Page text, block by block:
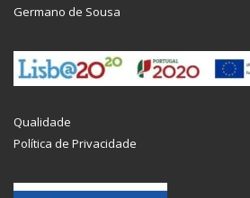
Germano de Sousa
Qualidade
Política de Privacidade